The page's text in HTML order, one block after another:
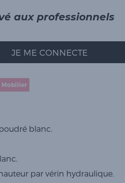
aux professionnels
JE ME CONNECTE
Mobilier
blanc.
par vérin hydraulique.